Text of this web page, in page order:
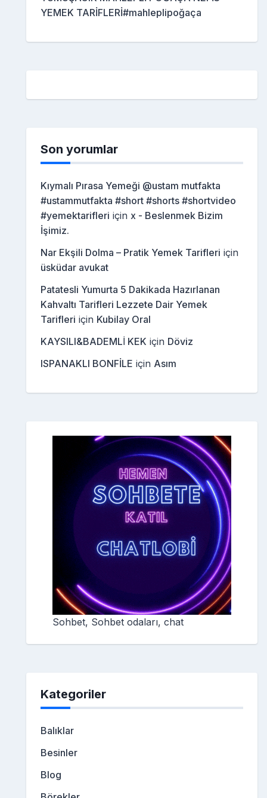
YEMEK TARİFLERİ#mahleplipoğaça
Son yorumlar
Kıymalı Pırasa Yemeği @ustam mutfakta
#ustammutfakta #short #shorts #shortvideo
#yemektarifleri için x - Beslenmek Bizim
İşimiz.
Nar Ekşili Dolma – Pratik Yemek Tarifleri için
üsküdar avukat
Patatesli Yumurta 5 Dakikada Hazırlanan
Kahvaltı Tarifleri Lezzete Dair Yemek
Tarifleri için Kubilay Oral
KAYSILI&BADEMLİ KEK için Döviz
ISPANAKLI BONFİLE için Asım
Sohbet, Sohbet odaları, chat
Kategoriler
Balıklar
Besinler
Blog